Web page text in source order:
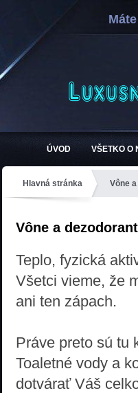
ÚVOD VŠETKO O
Hlavná stránka Vône
Vône a
Teplo, fyzická
Všetci vieme, že
ani ten zápach.
Práve preto sú tu
Toaletné vody a
dotvárať Váš